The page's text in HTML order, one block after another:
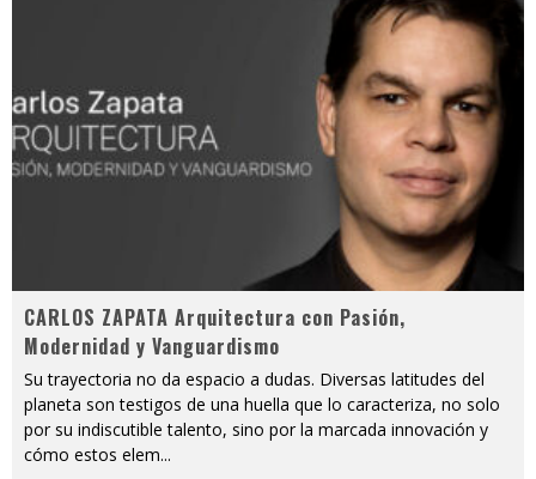
CARLOS ZAPATA Arquitectura con Pasión,
Modernidad y Vanguardismo
Su trayectoria no da espacio a dudas. Diversas latitudes del
planeta son testigos de una huella que lo caracteriza, no solo
por su indiscutible talento, sino por la marcada innovación y
cómo estos elem...